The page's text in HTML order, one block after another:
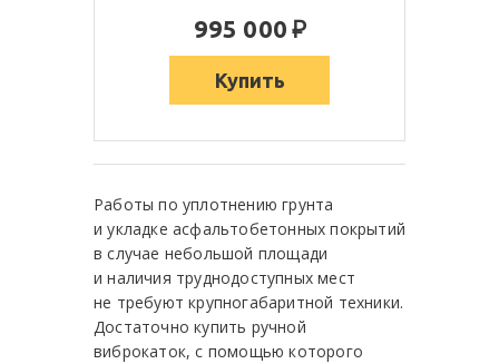
995 000:
Купить
Работы по уплотнению грунта
и укладке асфальтобетонных покрытий
в случае небольшой площади
и наличия труднодоступных мест
не требуют крупногабаритной техники.
Достаточно купить ручной
виброкаток, с помощью которого